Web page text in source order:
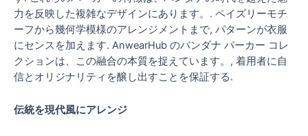
力を反映した複雑なデザインにあります。. ペイズリーモチ
ーフから幾何学模様のアレンジメントまで, パターンが衣服
にセンスを加えます. AnwearHub のバンダナ パーカー コレ
クションは、この融合の本質を捉えています。, 着用者に自
信とオリジナリティを醸し出すことを保証する.
伝統を現代風にアレンジ